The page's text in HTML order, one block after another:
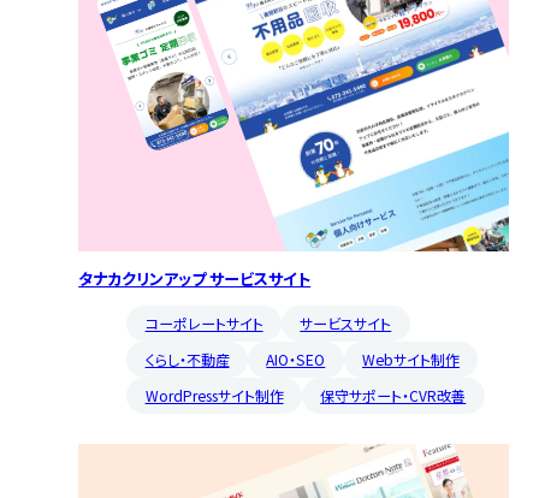
タナカクリンアップ サービスサイト
コーポレートサイト
サービスサイト
くらし・不動産
AIO・SEO
Webサイト制作
WordPressサイト制作
保守サポート・CVR改善